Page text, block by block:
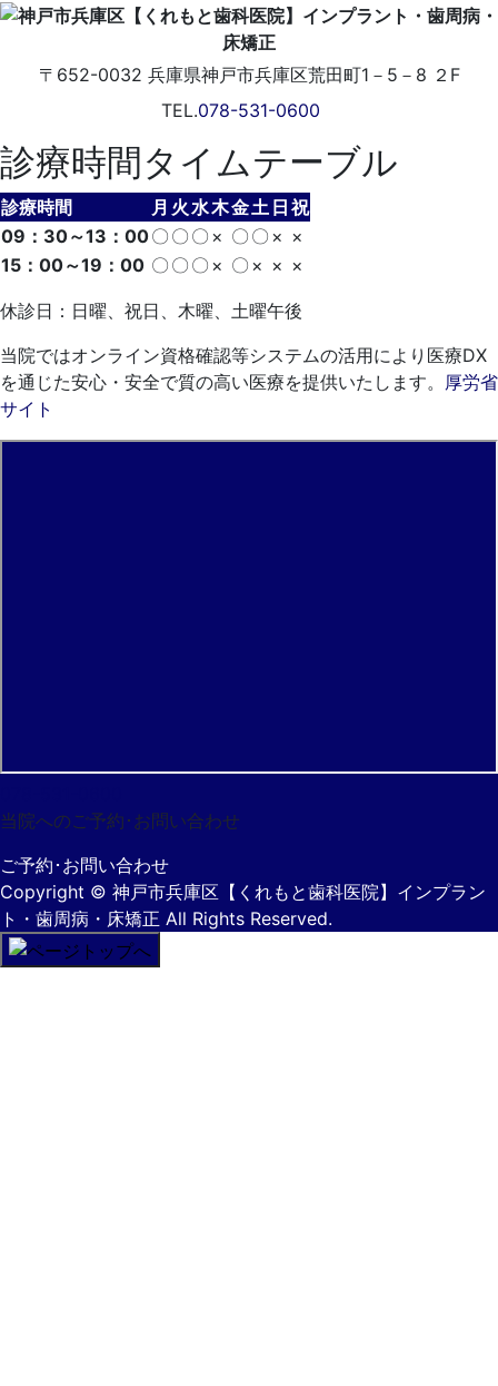
〒652-0032 兵庫県神戸市兵庫区荒田町1－5－8 ２F
TEL.078-531-0600
診療時間タイムテーブル
診療時間 月 火 水木金土 日 祝
09：30～13：00〇 〇 〇 × 〇 〇 × ×
15：00～19：00 〇 〇 〇 × 〇 × × ×
休診日：日曜、祝日、木曜、土曜午後
当院ではオンライン資格確認等システムの活用により医療DX
を通じた安心・安全で質の高い医療を提供いたします。 厚労省
サイト
当院へのご予約･ お問い合わせ
ご予約･お問い合わせ
Copyright © 神戸市兵庫区【くれもと歯科医院】インプラン
ト・歯周病・床矯正 All Rights Reserved.